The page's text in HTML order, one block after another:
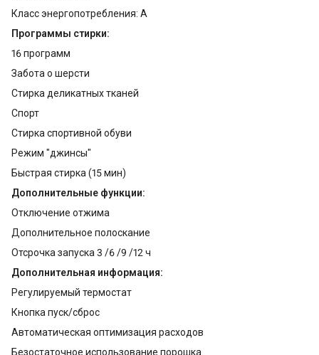
Класс энергопотребления: А
Программы стирки:
16 программ
Забота о шерсти
Стирка деликатных тканей
Спорт
Cтирка спортивной обуви
Режим "джинсы"
Быстрая стирка (15 мин)
Дополнительные функции:
Отключение отжима
Дополнительное полоскание
Отсрочка запуска 3 /6 /9 /12 ч
Дополнительная информация:
Регулируемый термостат
Кнопка пуск/сброс
Автоматическая оптимизация расходов
Безостаточное использование порошка